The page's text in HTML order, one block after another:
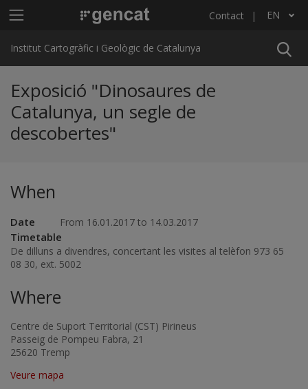
Main menu ICGC Contact EN
List additional actions
Institut Cartogràfic i Geològic de Catalunya
Exposició "Dinosaures de
Catalunya, un segle de
descobertes"
When
Date From 16.01.2017 to 14.03.2017
Timetable
De dilluns a divendres, concertant les visites al telèfon 973 65
08 30, ext. 5002
Where
Centre de Suport Territorial (CST) Pirineus
Passeig de Pompeu Fabra, 21
25620 Tremp
Veure mapa